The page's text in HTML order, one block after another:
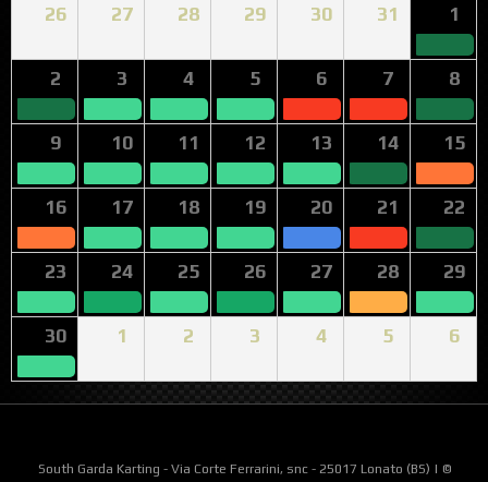
26 27 28 29 30 31 1
2 3 4 5 6 7 8
9 10 11 12 13 14 15
16 17 18 19 20 21 22
23 24 25 26 27 28 29
30 1 2 3 4 5 6
South Garda Karting - Via Corte Ferrarini, snc - 25017 Lonato (BS) | ©